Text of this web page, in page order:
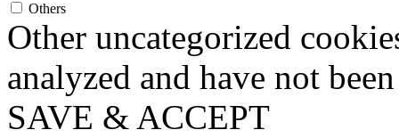
Others
Other uncategorized
analyzed and have not
SAVE & ACCEPT